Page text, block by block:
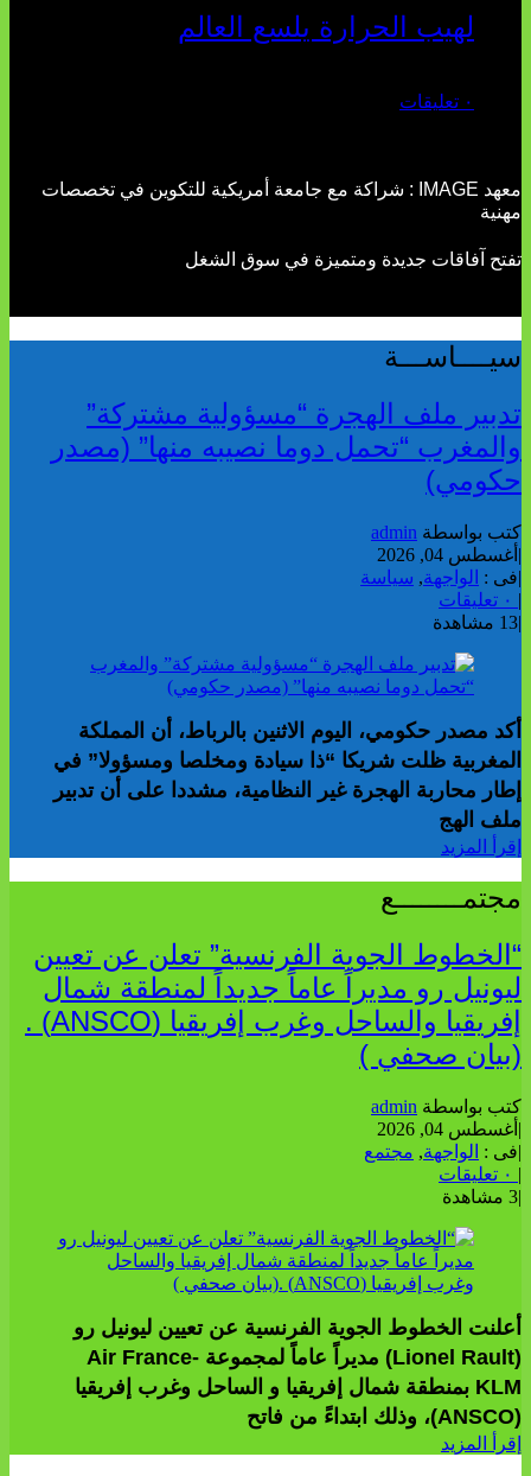
لهيب الحرارة يلسع العالم
٠ تعليقات
معهد IMAGE : شراكة مع جامعة أمريكية للتكوين في تخصصات
مهنية
تفتح آفاقات جديدة ومتميزة في سوق الشغل
سيــــاســـة
تدبير ملف الهجرة “مسؤولية مشتركة”
والمغرب “تحمل دوما نصيبه منها” (مصدر
حكومي)
كتب بواسطة admin
| أغسطس 04, 2026
|فى : الواجهة, سياسة
|
|13 مشاهدة
أكد مصدر حكومي، اليوم الاثنين بالرباط، أن المملكة
المغربية ظلت شريكا “ذا سيادة ومخلصا ومسؤولا” في
إطار محاربة الهجرة غير النظامية، مشددا على أن تدبير
ملف الهج
إقرأ المزيد
مجتمــــــــع
“الخطوط الجوية الفرنسية” تعلن عن تعيين
ليونيل رو مديراً عاماً جديداً لمنطقة شمال
إفريقيا والساحل وغرب إفريقيا (ANSCO) .
(بيان صحفي )
كتب بواسطة admin
| أغسطس 04, 2026
|فى : الواجهة, مجتمع
|
|3 مشاهدة
أعلنت الخطوط الجوية الفرنسية عن تعيين ليونيل رو
(Lionel Rault) مديراً عاماً لمجموعة Air France-
KLM بمنطقة شمال إفريقيا و الساحل وغرب إفريقيا
(ANSCO)، وذلك ابتداءً من فاتح
إقرأ المزيد